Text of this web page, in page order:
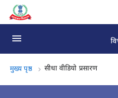
सीधा वीडियो प्रसारण पृष्ठ लोड हो गया
मुख्य पृष्ठ सीधा वीडियो प्रसारणसीधा